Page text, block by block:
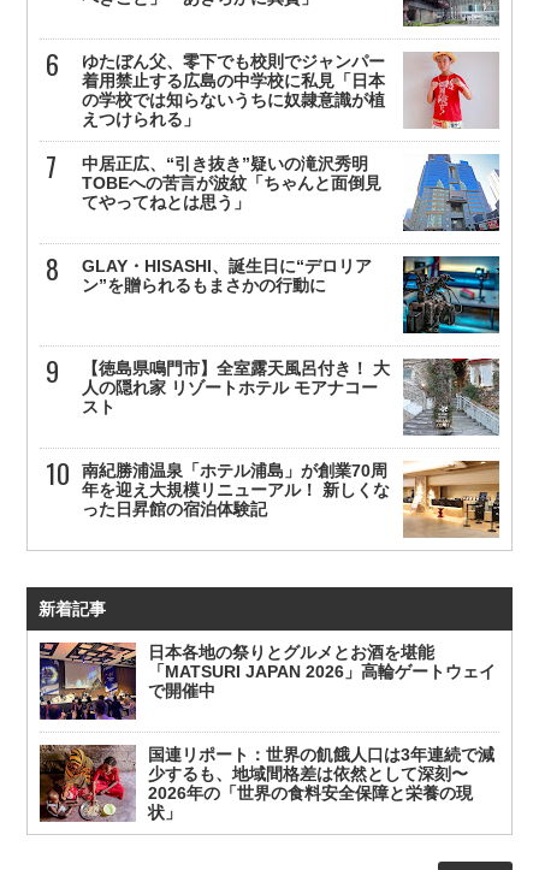
ゆたぼん父、零下でも校則でジャンパー
着用禁止する広島の中学校に私見「日本
の学校では知らないうちに奴隷意識が植
えつけられる」
中居正広、“引き抜き”疑いの滝沢秀明
TOBEへの苦言が波紋「ちゃんと面倒見
てやってねとは思う」
GLAY・HISASHI、誕生日に“デロリア
ン”を贈られるもまさかの行動に
【徳島県鳴門市】全室露天風呂付き！ 大
人の隠れ家 リゾートホテル モアナコー
スト
南紀勝浦温泉「ホテル浦島」が創業70周
年を迎え大規模リニューアル！ 新しくな
った日昇館の宿泊体験記
新着記事
日本各地の祭りとグルメとお酒を堪能
「MATSURI JAPAN 2026」高輪ゲートウェイ
で開催中
国連リポート：世界の飢餓人口は3年連続で減
少するも、地域間格差は依然として深刻〜
2026年の「世界の食料安全保障と栄養の現
状」